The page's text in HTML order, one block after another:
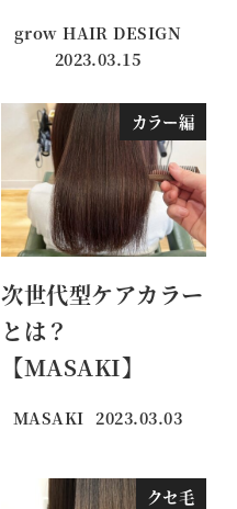
grow HAIR DESIGN
投稿日
2023.03.15
カラー編
次世代型ケアカラー
とは？
【MASAKI】
MASAKI 投稿日
2023.03.03
クセ毛